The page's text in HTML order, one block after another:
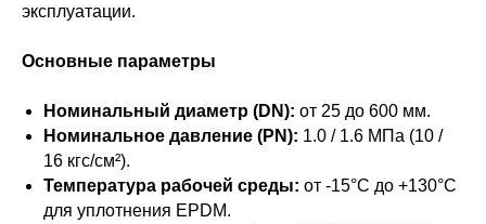
эксплуатации.
Основные параметры
Номинальный диаметр (DN): от 25 до 600 мм.
Номинальное давление (PN): 1.0 / 1.6 МПа (10 /
16 кгс/см²).
Температура рабочей среды: от -15°C до +130°C
для уплотнения EPDM.